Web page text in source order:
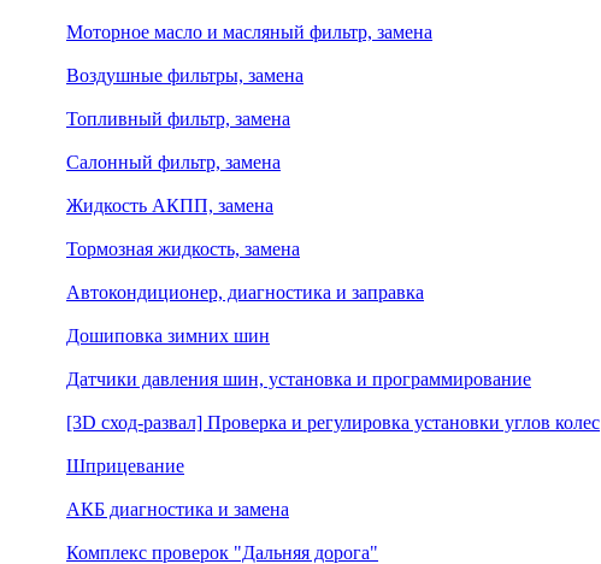
Моторное масло и масляный фильтр, замена
Воздушные фильтры, замена
Топливный фильтр, замена
Салонный фильтр, замена
Жидкость АКПП, замена
Тормозная жидкость, замена
Автокондиционер, диагностика и заправка
Дошиповка зимних шин
Датчики давления шин, установка и программирование
[3D сход-развал] Проверка и регулировка установки углов колес
Шприцевание
АКБ диагностика и замена
Комплекс проверок "Дальняя дорога"